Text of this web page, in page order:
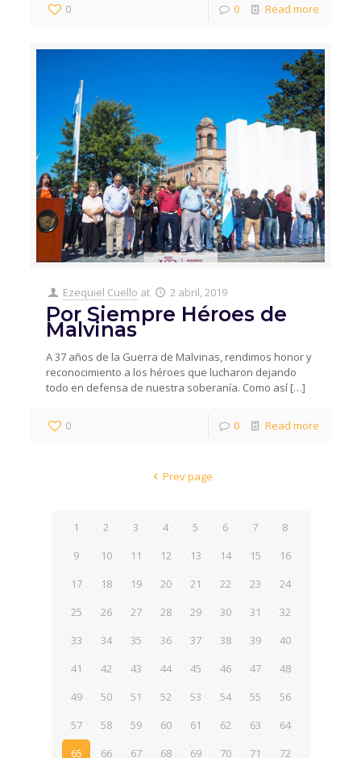
0 0 Read more
Ezequiel Cuello at 2 abril, 2019
Por Siempre Héroes de
Malvinas
A 37 años de la Guerra de Malvinas, rendimos honor y
reconocimiento a los héroes que lucharon dejando
todo en defensa de nuestra soberanía. Como así […]
0 0 Read more
Prev page
1 2 3 4 5 6 7
8
9
10 11 12 13 14 15
16
17
18 19 20 21 22 23
24
25
26 27 28 29 30 31
32
33
34 35 36 37 38 39
40
41
42 43 44 45 46 47
48
49
50 51 52 53 54 55
56
57
58 59 60 61 62 63
64
65
66 67 68 69 70 71
72